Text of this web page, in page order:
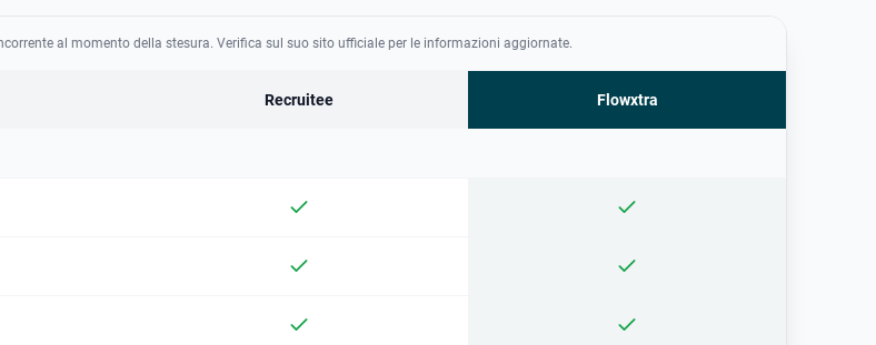
al momento della stesura. Verifica sul suo sito ufficiale per le informazioni aggiornate.
Recruitee Flowxtra